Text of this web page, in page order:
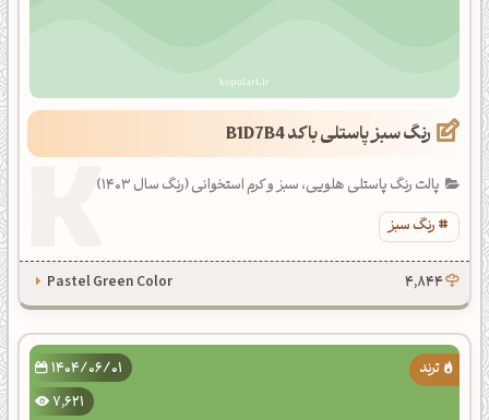
رنگ سبز پاستلی با کد B1D7B4
پالت رنگ پاستلی هلویی، سبز و کرم استخوانی (رنگ سال 1403)
رنگ سبز
4,844
Pastel Green Color
1404/06/01
7,621